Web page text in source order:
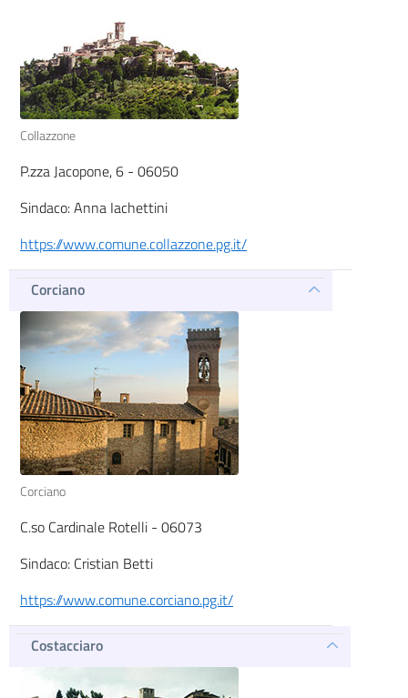
Collazzone
P.zza Jacopone, 6 - 06050
Sindaco: Anna Iachettini
https://www.comune.collazzone.pg.it/
Corciano
Corciano
C.so Cardinale Rotelli - 06073
Sindaco: Cristian Betti
https://www.comune.corciano.pg.it/
Costacciaro